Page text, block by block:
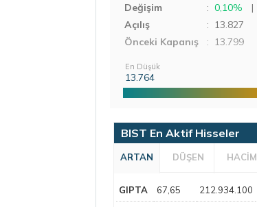
Değişim : 0,10% |
Açılış
: 13.827
Önceki Kapanış
: 13.799
En Düşük
13.764
BIST En Aktif Hisseler
ARTAN DÜŞEN HACİM
GIPTA 67,65 212.934.100